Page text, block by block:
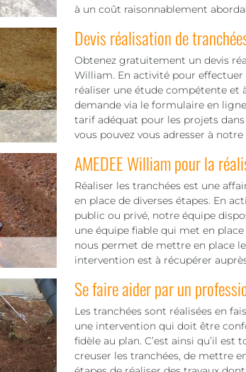
à un coût raisonnablement
Devis réalisation de
Obtenez gratuitement un devis
William. En activité pour effectuer
réaliser une étude compétente et
demande via le formulaire en
tarif adéquat pour les projets
vous pouvez vous adresser à notre
AMEDEE William pour la
Réaliser les tranchées est une
en place de diverses étapes. En
public ou privé, notre équipe
une équipe fiable qui met en
nous permet de mettre en place
intervention est à récupérer
Se faire aider par un
Les tranchées sont réalisées en
une intervention qui doit être
fidèle au plan. C’est ainsi qu’il
creuser les tranchées, de mettre